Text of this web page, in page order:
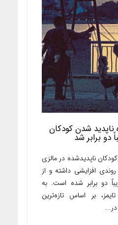
ناپدید شدن کودکان
دو برابر شد
ناپدیدشده در مالزی
افزایشی داشته و از
تقریباً دو برابر شده است. به
بر اساس تازه‌ترین